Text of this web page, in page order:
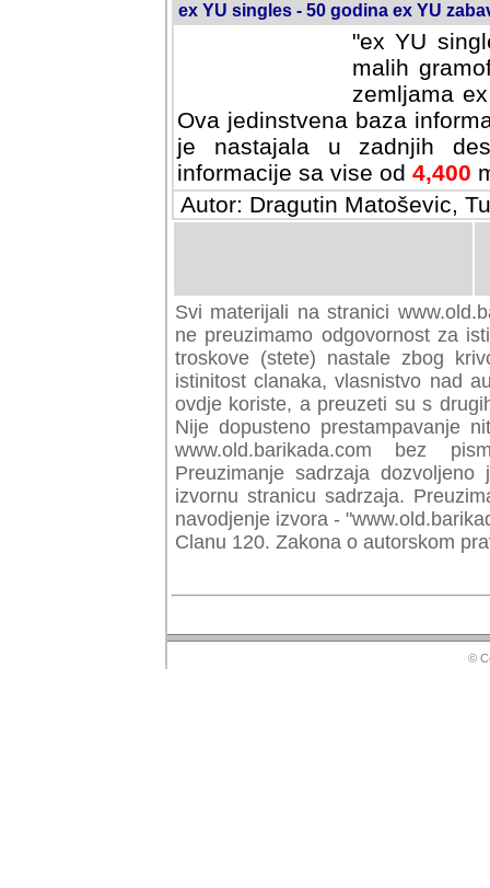
ex YU singles - 50 godina ex YU
"ex YU
malih
zemljama
Ova jedinstvena baza
je nastajala u zadnjih
informacije sa vise od 4,400
Autor: Dragutin Matoševic,
Svi materijali na stranici
preuzimamo odgovornost za
troskove (stete) nastale zbog
istinitost clanaka, vlasnistvo nad
ovdje koriste, a preuzeti su s
Nije dopusteno prestampavanje
www.old.barikada.com bez
Preuzimanje sadrzaja
izvornu stranicu sadrzaja.
navodjenje izvora -
Clanu 120. Zakona o autorskom
©